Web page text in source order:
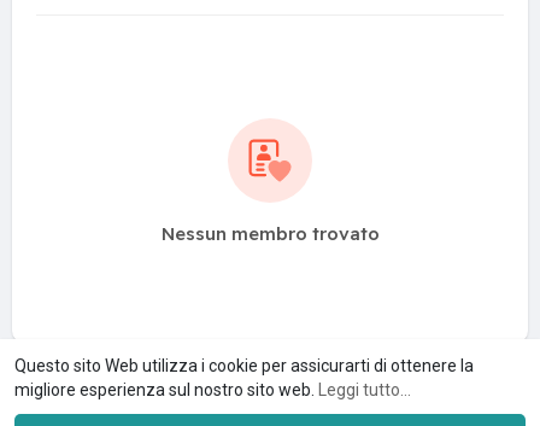
Questo sito Web utilizza i cookie per assicurarti di ottenere la
migliore esperienza sul nostro sito web.
Leggi tutto...
Nessun membro trovato